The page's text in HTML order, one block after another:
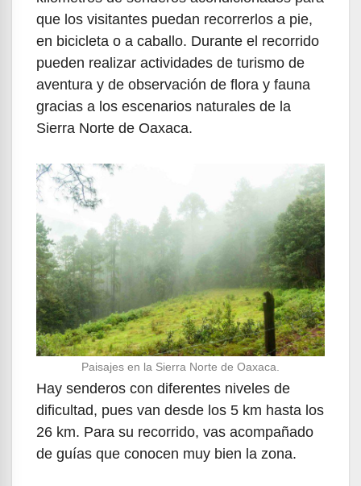
que los visitantes puedan recorrerlos a pie,
en bicicleta o a caballo. Durante el recorrido
pueden realizar actividades de turismo de
aventura y de observación de flora y fauna
gracias a los escenarios naturales de la
Sierra Norte de Oaxaca.
Paisajes en la Sierra Norte de Oaxaca.
Hay senderos con diferentes niveles de
dificultad, pues van desde los 5 km hasta los
26 km. Para su recorrido, vas acompañado
de guías que conocen muy bien la zona.